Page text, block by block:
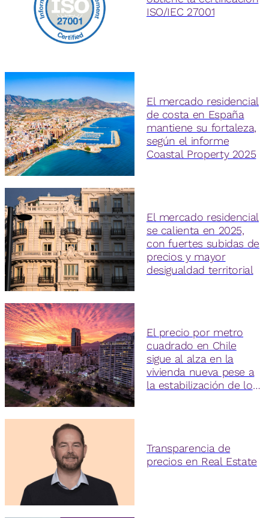
ISO/IEC 27001
El mercado residencial
de costa en España
mantiene su fortaleza,
según el informe
Coastal Property 2025
El mercado residencial
se calienta en 2025,
con fuertes subidas de
precios y mayor
desigualdad territorial
El precio por metro
cuadrado en Chile
sigue al alza en la
vivienda nueva pese a
la estabilización de los
Transparencia de
precios en Real Estate